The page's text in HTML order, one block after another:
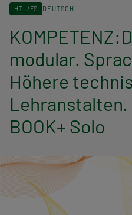
d
n
a
v
i
g
a
t
i
HTL/FS DEUTSCH
modular.
Höhere
Lehranstalten.
BOOK+ Solo